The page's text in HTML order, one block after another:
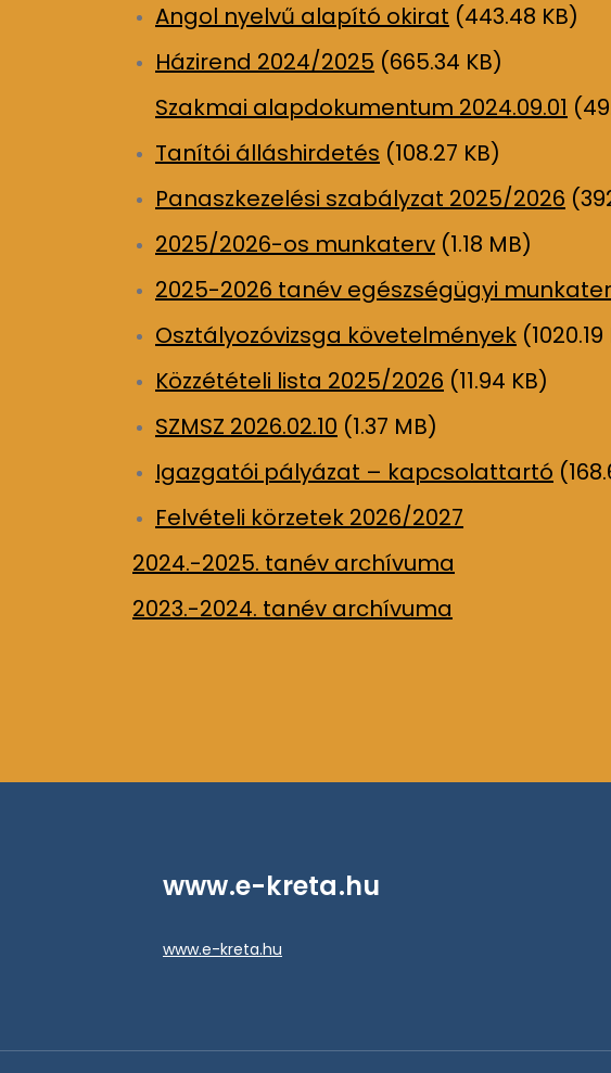
Angol nyelvű alapító okirat (443.48 KB)
Házirend 2024/2025 (665.34 KB)
Szakmai alapdokumentum 2024.09.01
Tanítói álláshirdetés (108.27 KB)
Panaszkezelési szabályzat 2025/2026
2025/2026-os munkaterv (1.18 MB)
2025-2026 tanév egészségügyi
Osztályozóvizsga követelmények (1020.19
Közzétételi lista 2025/2026 (11.94 KB)
SZMSZ 2026.02.10 (1.37 MB)
Igazgatói pályázat – kapcsolattartó
Felvételi körzetek 2026/2027
2024.-2025. tanév archívuma
2023.-2024. tanév archívuma
www.e-kreta.hu
www.e-kreta.hu